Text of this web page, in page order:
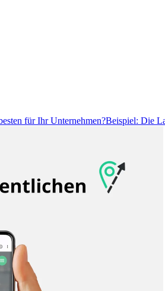
für Ihr Unternehmen?Beispiel: Die